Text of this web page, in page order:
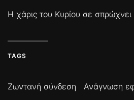
Η χάρις του Κυρίου σε
TAGS
Ζωντανή σύνδεση Ανάγνωση